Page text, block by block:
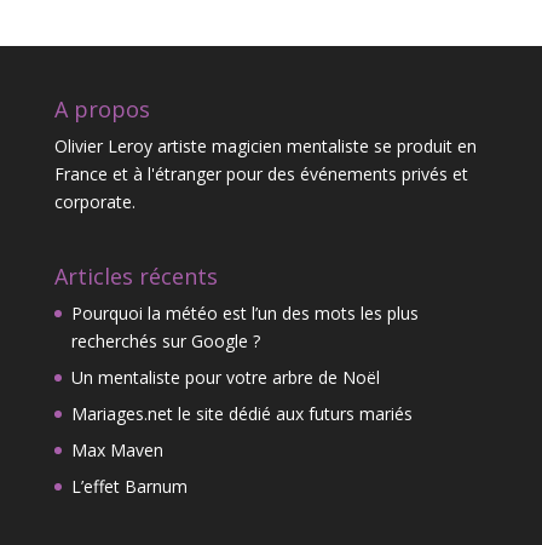
A propos
Olivier Leroy artiste magicien mentaliste se produit en
France et à l'étranger pour des événements privés et
corporate.
Articles récents
Pourquoi la météo est l’un des mots les plus
recherchés sur Google ?
Un mentaliste pour votre arbre de Noël
Mariages.net le site dédié aux futurs mariés
Max Maven
L’effet Barnum